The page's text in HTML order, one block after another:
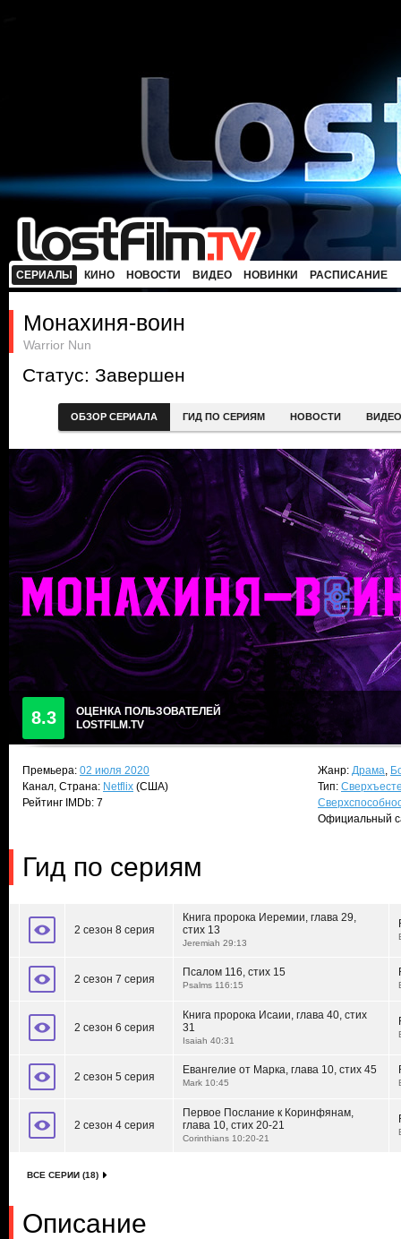
СЕРИАЛЫ КИНО НОВОСТИ ВИДЕО НОВИНКИ РАСПИСАНИЕ
Монахиня-воин
Warrior Nun
Статус: Завершен
ОБЗОР СЕРИАЛА ГИД ПО СЕРИЯМ НОВОСТИ ВИДЕО
8.3
ОЦЕНКА ПОЛЬЗОВАТЕЛЕЙ
LOSTFILM.TV
Премьера: 02 июля 2020
Канал, Страна: Netflix (США)
Рейтинг IMDb: 7
Жанр: Драма,
Тип:
Официальный
Гид по сериям
2 сезон 8 серия
Книга пророка Иеремии, глава 29,
стих 13
Jeremiah 29:13
2 сезон 7 серия
Псалом 116, стих 15
Psalms 116:15
2 сезон 6 серия
Книга пророка Исаии, глава 40, стих
31
Isaiah 40:31
2 сезон 5 серия
Евангелие от Марка, глава 10, стих 45
Mark 10:45
2 сезон 4 серия
Первое Послание к Коринфянам,
глава 10, стих 20-21
Corinthians 10:20-21
ВСЕ СЕРИИ (18)
Описание